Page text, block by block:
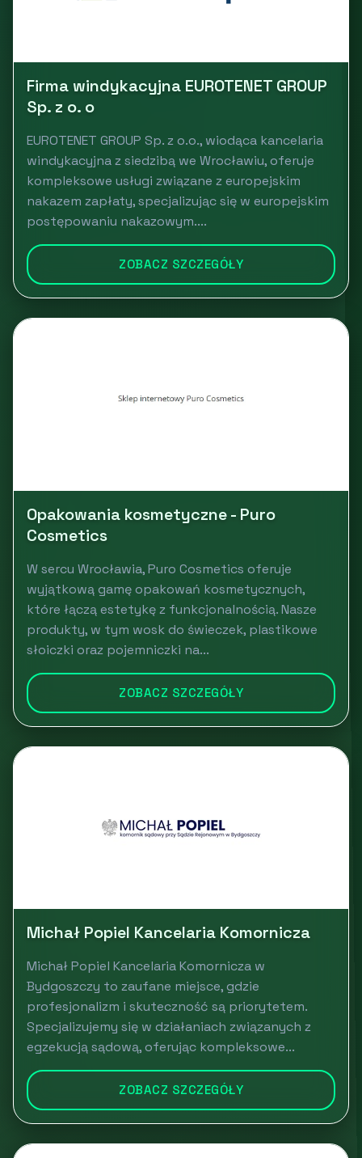
Firma windykacyjna EUROTENET GROUP
Sp. z o. o
EUROTENET GROUP Sp. z o.o., wiodąca kancelaria
windykacyjna z siedzibą we Wrocławiu, oferuje
kompleksowe usługi związane z europejskim
nakazem zapłaty, specjalizując się w europejskim
postępowaniu nakazowym....
ZOBACZ SZCZEGÓŁY
Opakowania kosmetyczne - Puro
Cosmetics
W sercu Wrocławia, Puro Cosmetics oferuje
wyjątkową gamę opakowań kosmetycznych,
które łączą estetykę z funkcjonalnością. Nasze
produkty, w tym wosk do świeczek, plastikowe
słoiczki oraz pojemniczki na...
ZOBACZ SZCZEGÓŁY
Michał Popiel Kancelaria Komornicza
Michał Popiel Kancelaria Komornicza w
Bydgoszczy to zaufane miejsce, gdzie
profesjonalizm i skuteczność są priorytetem.
Specjalizujemy się w działaniach związanych z
egzekucją sądową, oferując kompleksowe...
ZOBACZ SZCZEGÓŁY